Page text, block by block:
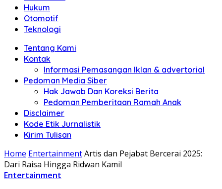
Hukum
Otomotif
Teknologi
Tentang Kami
Kontak
Informasi Pemasangan Iklan & advertorial
Pedoman Media Siber
Hak Jawab Dan Koreksi Berita
Pedoman Pemberitaan Ramah Anak
Disclaimer
Kode Etik Jurnalistik
Kirim Tulisan
Home EntertainmentArtis dan Pejabat Bercerai 2025:
Dari Raisa Hingga Ridwan Kamil
Entertainment